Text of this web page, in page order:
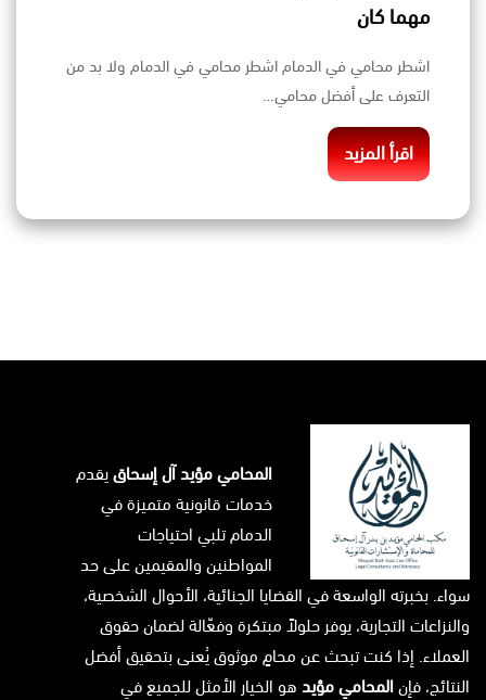
مهما كان
اشطر محامي في الدمام اشطر محامي في الدمام ولا بد من
التعرف على أفضل محامي…
اقرأ المزيد
المحامي مؤيد آل إسحاقيقدم
خدمات قانونية متميزة في
الدمام تلبي احتياجات
المواطنين والمقيمين على حد
سواء. بخبرته الواسعة في القضايا الجنائية، الأحوال الشخصية،
والنزاعات التجارية، يوفر حلولاً مبتكرة وفعّالة لضمان حقوق
العملاء. إذا كنت تبحث عن محامٍ موثوق يُعنى بتحقيق أفضل
النتائج، فإنالمحامي مؤيد هو الخيار الأمثل للجميع في